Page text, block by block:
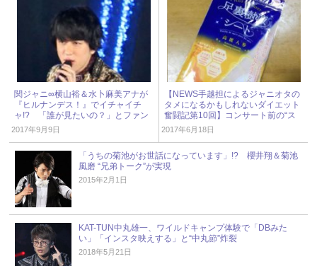
関ジャニ∞横山裕＆水卜麻美アナが
『ヒルナンデス！』でイチャイチ
ャ!? 「誰が見たいの？」とファン
失笑
2017年9月9日
【NEWS手越担によるジャニオタの
タメになるかもしれないダイエット
奮闘記第10回】コンサート前の“ス
ペシャルケア”してる？
2017年6月18日
「うちの菊池がお世話になっています」!? 櫻井翔＆菊池
風磨 “兄弟トーク”が実現
2015年2月1日
KAT-TUN中丸雄一、ワイルドキャンプ体験で「DBみた
い」「インスタ映えする」と“中丸節”炸裂
2018年5月21日